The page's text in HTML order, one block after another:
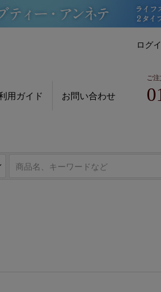
ログ
用ガイド お問い合わせ
ご